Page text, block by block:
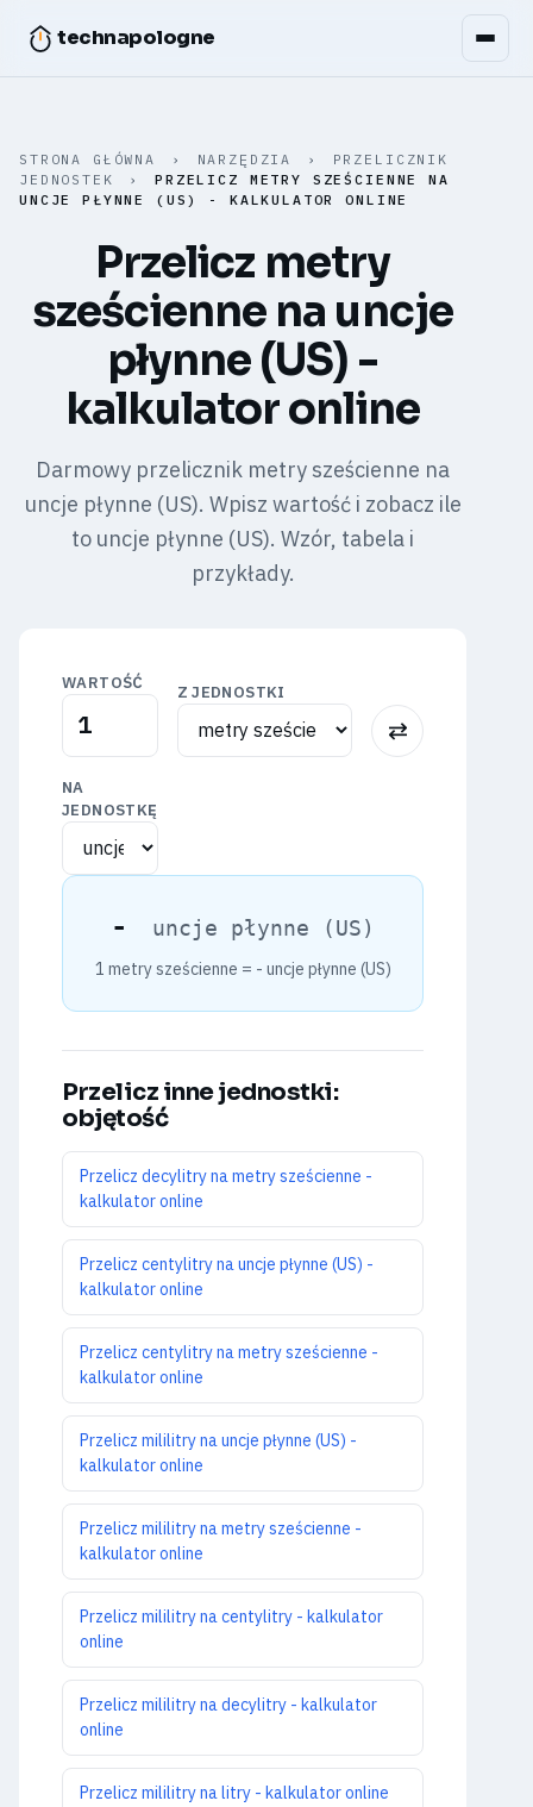
technapologne
STRONA GŁÓWNA › NARZĘDZIA ›
PRZELICZNIK
JEDNOSTEK
›
PRZELICZ METRY SZEŚCIENNE NA
UNCJE PŁYNNE (US) - KALKULATOR ONLINE
Przelicz metry
sześcienne na uncje
płynne (US) -
kalkulator online
Darmowy przelicznik metry sześcienne na
uncje płynne (US). Wpisz wartość i zobacz ile
to uncje płynne (US). Wzór, tabela i
przykłady.
WARTOŚĆ
Z JEDNOSTKI
⇅
NA
JEDNOSTKĘ
- uncje płynne (US)
1 metry sześcienne = - uncje płynne (US)
Przelicz inne jednostki:
objętość
Przelicz decylitry na metry sześcienne -
kalkulator online
Przelicz centylitry na uncje płynne (US) -
kalkulator online
Przelicz centylitry na metry sześcienne -
kalkulator online
Przelicz mililitry na uncje płynne (US) -
kalkulator online
Przelicz mililitry na metry sześcienne -
kalkulator online
Przelicz mililitry na centylitry - kalkulator
online
Przelicz mililitry na decylitry - kalkulator
online
Przelicz mililitry na litry - kalkulator online